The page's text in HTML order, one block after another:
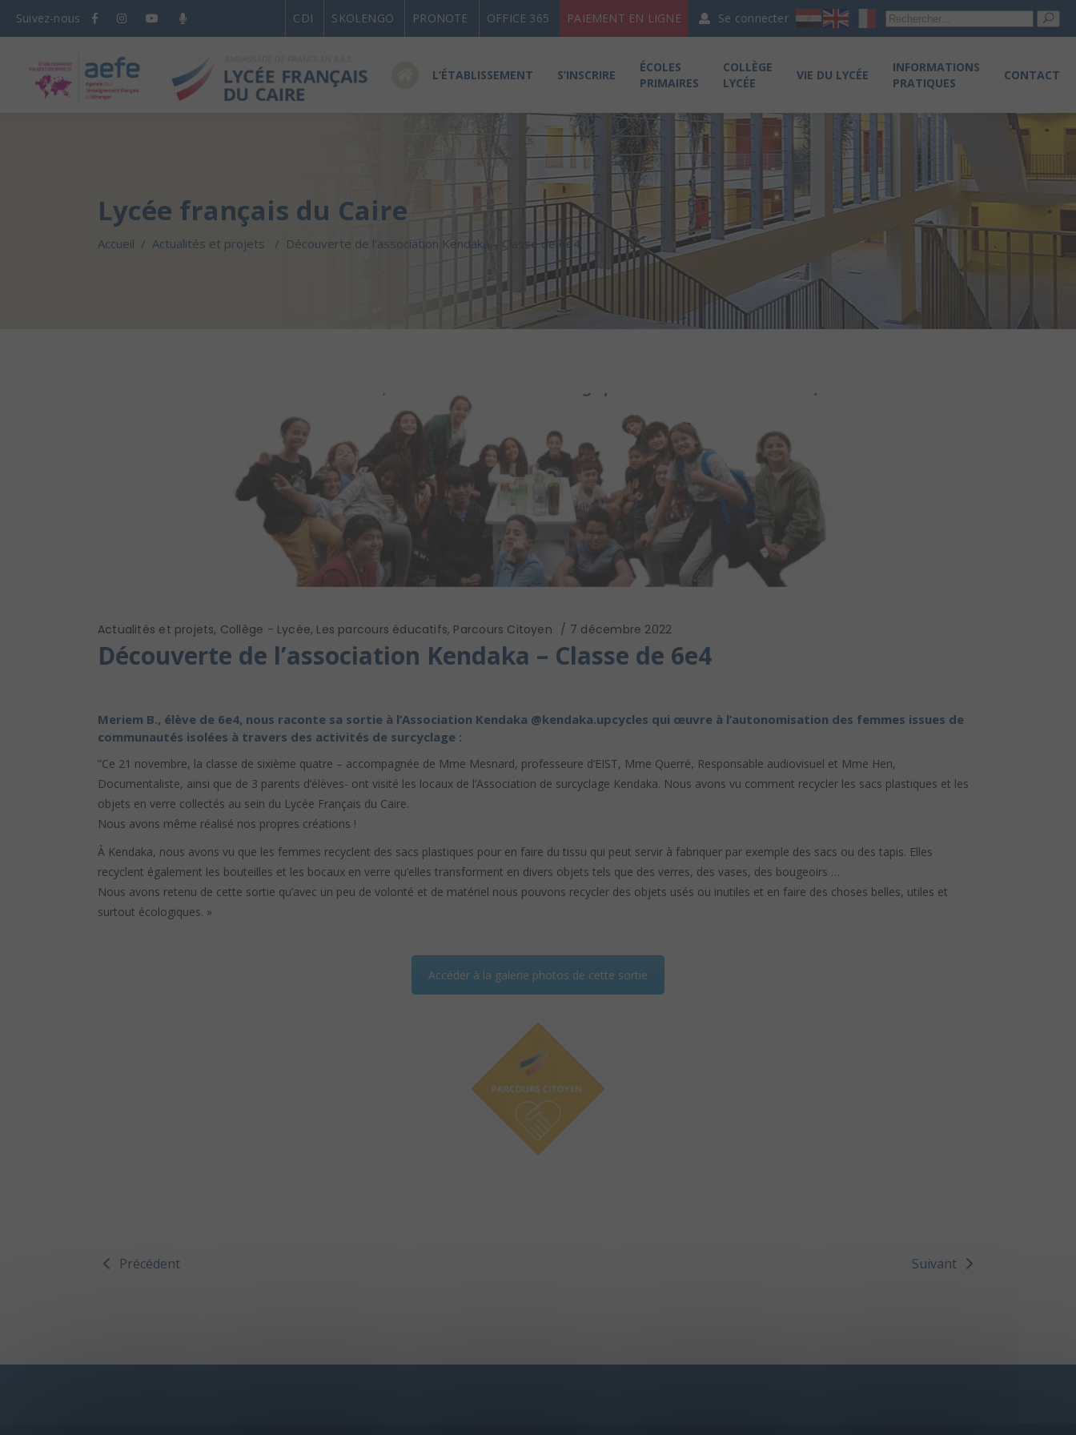
Suivez-nous CDI SKOLENGO PRONOTE OFFICE 365 PAIEMENT EN LIGNE Se connecter
L’ÉTABLISSEMENT S’INSCRIRE
ÉCOLES
PRIMAIRES
COLLÈGE
LYCÉE
VIE DU LYCÉE
INFORMATIONS
PRATIQUES
CONTACT
Lycée français du Caire
Accueil / Actualités et projets / Découverte de l’association Kendaka – Classe de 6e4
Actualités et projets, Collège - Lycée, Les parcours éducatifs, Parcours Citoyen 7 décembre 2022
Découverte de l’association Kendaka – Classe de 6e4
Meriem B., élève de 6e4, nous raconte sa sortie à l’Association Kendaka @kendaka.upcycles qui œuvre à l’autonomisation des femmes issues de
communautés isolées à travers des activités de surcyclage :
”Ce 21 novembre, la classe de sixième quatre – accompagnée de Mme Mesnard, professeure d’EIST, Mme Querré, Responsable audiovisuel et Mme Hen,
Documentaliste, ainsi que de 3 parents d’élèves- ont visité les locaux de l’Association de surcyclage Kendaka. Nous avons vu comment recycler les sacs plastiques et les
objets en verre collectés au sein du Lycée Français du Caire.
Nous avons même réalisé nos propres créations !
À Kendaka, nous avons vu que les femmes recyclent des sacs plastiques pour en faire du tissu qui peut servir à fabriquer par exemple des sacs ou des tapis. Elles
recyclent également les bouteilles et les bocaux en verre qu’elles transforment en divers objets tels que des verres, des vases, des bougeoirs …
Nous avons retenu de cette sortie qu’avec un peu de volonté et de matériel nous pouvons recycler des objets usés ou inutiles et en faire des choses belles, utiles et
surtout écologiques. »
Accéder à la galerie photos de cette sortie
Précédent Suivant